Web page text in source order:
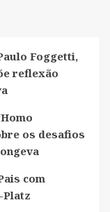
Foggetti,
reflexão
os desafios
com
Platz